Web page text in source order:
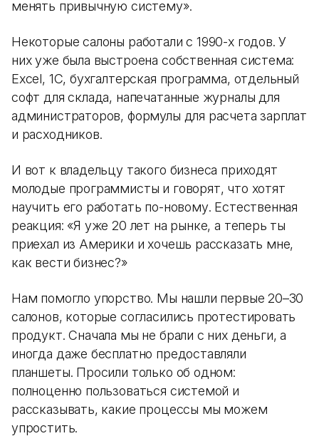
менять привычную систему».
Некоторые салоны работали с 1990-х годов. У
них уже была выстроена собственная система:
Excel, 1С, бухгалтерская программа, отдельный
софт для склада, напечатанные журналы для
администраторов, формулы для расчета зарплат
и расходников.
И вот к владельцу такого бизнеса приходят
молодые программисты и говорят, что хотят
научить его работать по-новому. Естественная
реакция: «Я уже 20 лет на рынке, а теперь ты
приехал из Америки и хочешь рассказать мне,
как вести бизнес?»
Нам помогло упорство. Мы нашли первые 20–30
салонов, которые согласились протестировать
продукт. Сначала мы не брали с них деньги, а
иногда даже бесплатно предоставляли
планшеты. Просили только об одном:
полноценно пользоваться системой и
рассказывать, какие процессы мы можем
упростить.